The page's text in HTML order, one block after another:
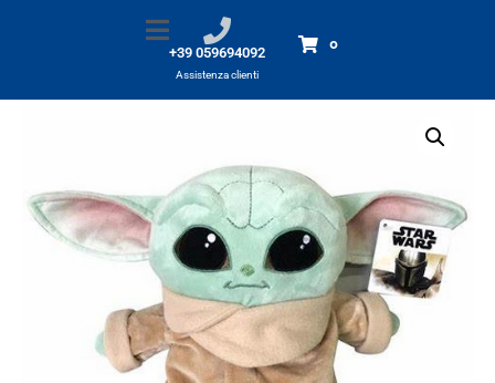
+39 059694092
Assistenza clienti
0
Prodotti Peluche Baby Yoda 25 cm